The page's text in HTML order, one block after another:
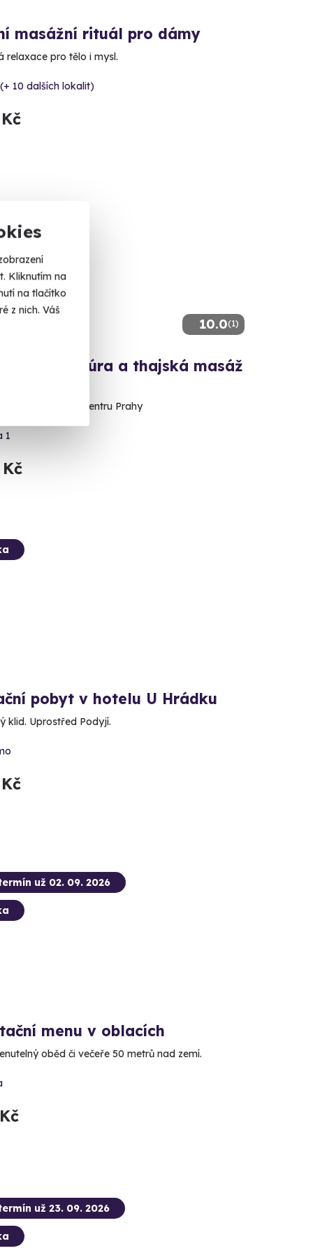
Kliknutím na
na tlačítko
z nich. Váš
masážní rituál pro dámy
relaxace pro tělo i mysl.
10 dalších lokalit)
10.0(1)
manikúra a thajská masáž
relaxace v centru Prahy
1
pobyt v hotelu U Hrádku
klid. Uprostřed Podyjí.
už 02. 09. 2026
menu v oblacích
oběd či večeře 50 metrů nad zemí.
už 23. 09. 2026